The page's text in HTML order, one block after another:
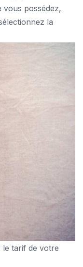
vous possédez,
la
le tarif de votre